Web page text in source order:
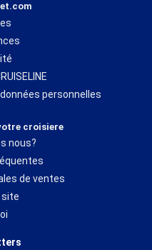
personnelles
croisiere
nous?
de ventes
site